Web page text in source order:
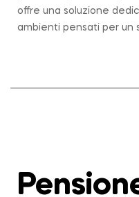
offre una soluzione
ambienti pensati per un